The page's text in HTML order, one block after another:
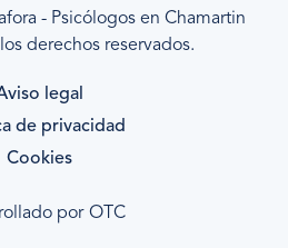
- Psicólogos en Chamartin
derechos reservados.
legal
de privacidad
Cookies
por OTC